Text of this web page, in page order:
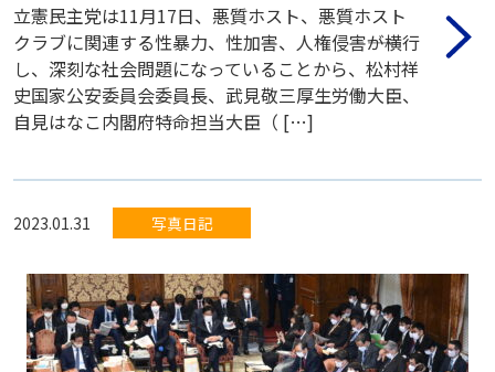
立憲民主党は11月17日、悪質ホスト、悪質ホスト
クラブに関連する性暴力、性加害、人権侵害――が横行
し、深刻な社会問題になっていることから、松村祥
史国家公安委員会委員長、武見敬三厚生労働大臣、
自見はなこ内閣府特命担当大臣（ […]
2023.01.31 写真日記